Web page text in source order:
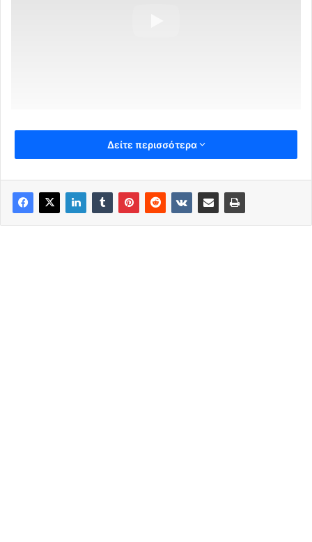
Δείτε περισσότερα